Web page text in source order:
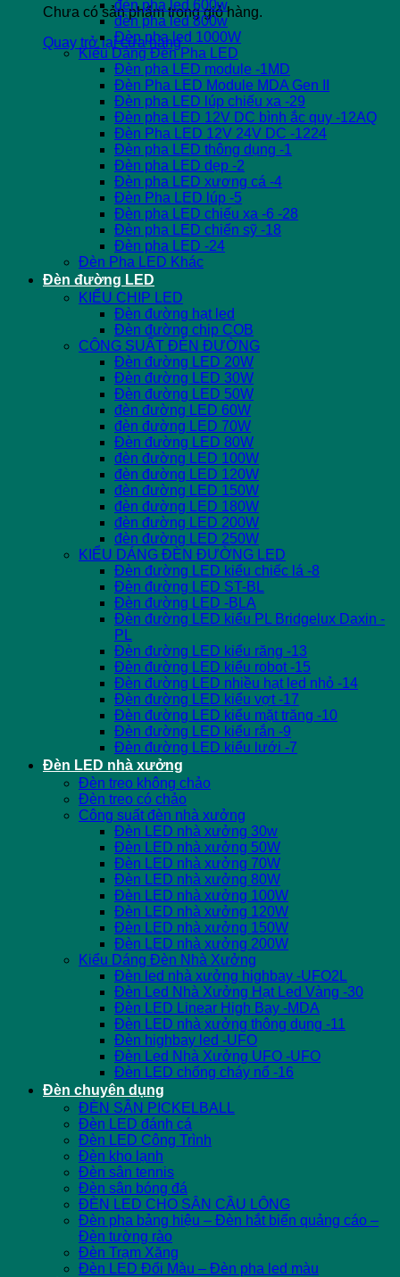
Chưa có sản phẩm trong giỏ hàng.
Quay trở lại cửa hàng
đèn pha led 600w
đèn pha led 800w
Đèn pha led 1000W
Kiểu Dáng Đèn Pha LED
Đèn pha LED module -1MD
Đèn Pha LED Module MDA Gen II
Đèn pha LED lúp chiếu xa -29
Đèn pha LED 12V DC bình ắc quy -12AQ
Đèn Pha LED 12V 24V DC -1224
Đèn pha LED thông dụng -1
Đèn pha LED dẹp -2
Đèn pha LED xương cá -4
Đèn Pha LED lúp -5
Đèn pha LED chiếu xa -6 -28
Đèn pha LED chiến sỹ -18
Đèn pha LED -24
Đèn Pha LED Khác
Đèn đường LED
KIỂU CHIP LED
Đèn đường hạt led
Đèn đường chip COB
CÔNG SUẤT ĐÈN ĐƯỜNG
Đèn đường LED 20W
Đèn đường LED 30W
Đèn đường LED 50W
đèn đường LED 60W
đèn đường LED 70W
Đèn đường LED 80W
đèn đường LED 100W
đèn đường LED 120W
đèn đường LED 150W
đèn đường LED 180W
đèn đường LED 200W
đèn đường LED 250W
KIỂU DÁNG ĐÈN ĐƯỜNG LED
Đèn đường LED kiểu chiếc lá -8
Đèn đường LED ST-BL
Đèn đường LED -BLA
Đèn đường LED kiểu PL Bridgelux Daxin -
PL
Đèn đường LED kiểu răng -13
Đèn đường LED kiểu robot -15
Đèn đường LED nhiều hạt led nhỏ -14
Đèn đường LED kiểu vợt -17
Đèn đường LED kiểu mặt trăng -10
Đèn đường LED kiểu rắn -9
Đèn đường LED kiểu lưới -7
Đèn LED nhà xưởng
Đèn treo không chảo
Đèn treo có chảo
Công suất đèn nhà xưởng
Đèn LED nhà xưởng 30w
Đèn LED nhà xưởng 50W
Đèn LED nhà xưởng 70W
Đèn LED nhà xưởng 80W
Đèn LED nhà xưởng 100W
Đèn LED nhà xưởng 120W
Đèn LED nhà xưởng 150W
Đèn LED nhà xưởng 200W
Kiểu Dáng Đèn Nhà Xưởng
Đèn led nhà xưởng highbay -UFO2L
Đèn Led Nhà Xưởng Hạt Led Vàng -30
Đèn LED Linear High Bay -MDA
Đèn LED nhà xưởng thông dụng -11
Đèn highbay led -UFO
Đèn Led Nhà Xưởng UFO -UFO
Đèn LED chống cháy nổ -16
Đèn chuyên dụng
ĐÈN SÂN PICKELBALL
Đèn LED đánh cá
Đèn LED Công Trình
Đèn kho lạnh
Đèn sân tennis
Đèn sân bóng đá
ĐÈN LED CHO SÂN CẦU LÔNG
Đèn pha bảng hiệu – Đèn hắt biển quảng cáo –
Đèn tường rào
Đèn Trạm Xăng
Đèn LED Đổi Màu – Đèn pha led màu